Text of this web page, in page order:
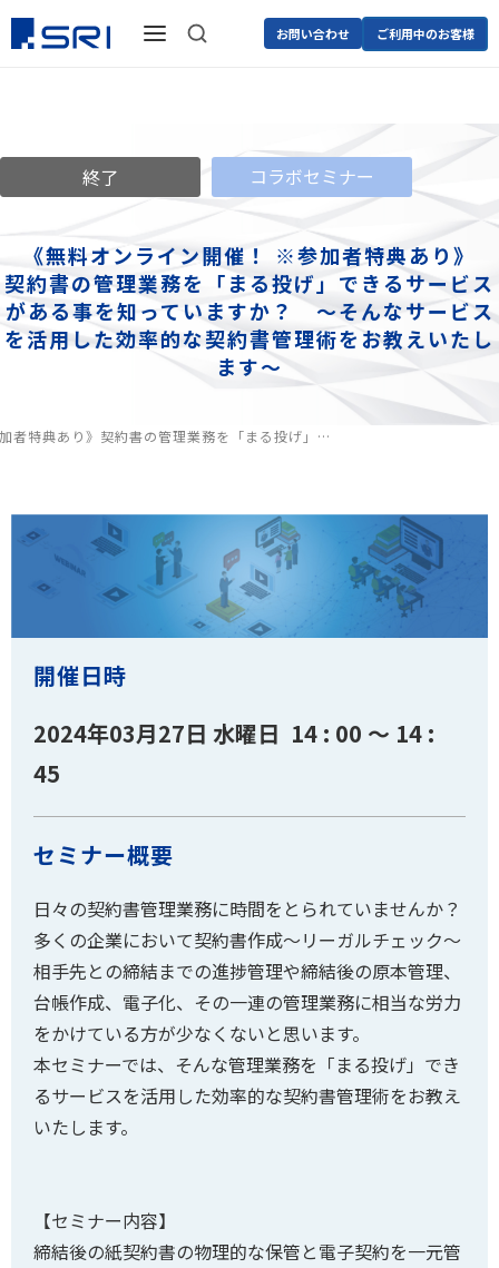
お問い合わせ ご利用中のお客様
終了 コラボセミナー
《無料オンライン開催！ ※参加者特典あり》
契約書の管理業務を「まる投げ」できるサービス
がある事を知っていますか？ ～そんなサービス
を活用した効率的な契約書管理術をお教えいたし
ます～
者特典あり》 契約書の管理業務を「まる投げ」…
開催日時
2024年03月27日 水曜日 14 : 00 ～ 14 :
45
セミナー概要
日々の契約書管理業務に時間をとられていませんか？
多くの企業において契約書作成～リーガルチェック～
相手先との締結までの進捗管理や締結後の原本管理、
台帳作成、電子化、その一連の管理業務に相当な労力
をかけている方が少なくないと思います。
本セミナーでは、そんな管理業務を「まる投げ」でき
るサービスを活用した効率的な契約書管理術をお教え
いたします。
【セミナー内容】
締結後の紙契約書の物理的な保管と電子契約を一元管